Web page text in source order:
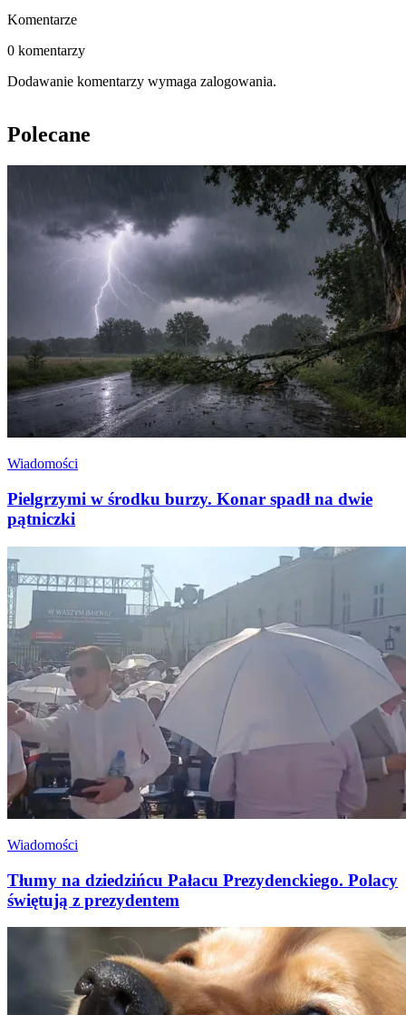
Komentarze
0 komentarzy
Dodawanie komentarzy wymaga zalogowania.
Polecane
Wiadomości
Pielgrzymi w środku burzy. Konar spadł na dwie
pątniczki
Wiadomości
Tłumy na dziedzińcu Pałacu Prezydenckiego. Polacy
świętują z prezydentem